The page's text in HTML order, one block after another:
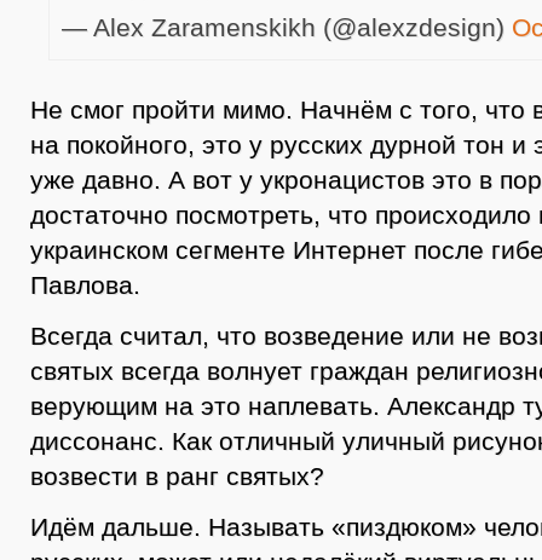
— Alex Zaramenskikh (@alexzdesign)
Не смог пройти мимо. Начнём с того, что
на покойного, это у русских дурной тон и
уже давно. А вот у укронацистов это в
достаточно посмотреть, что
украинском сегменте Интернет после
Павлова.
Всегда считал, что возведение или не
святых всегда волнует граждан
верующим на это наплевать. Александр
диссонанс. Как отличный уличный
возвести в ранг святых?
Идём дальше. Называть «пиздюком»